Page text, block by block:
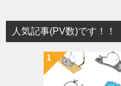
人気記事(PV数)です！！